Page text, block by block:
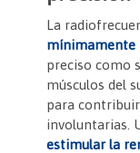
La
mínimamente
preciso como
músculos del
para
involuntarias.
estimular la